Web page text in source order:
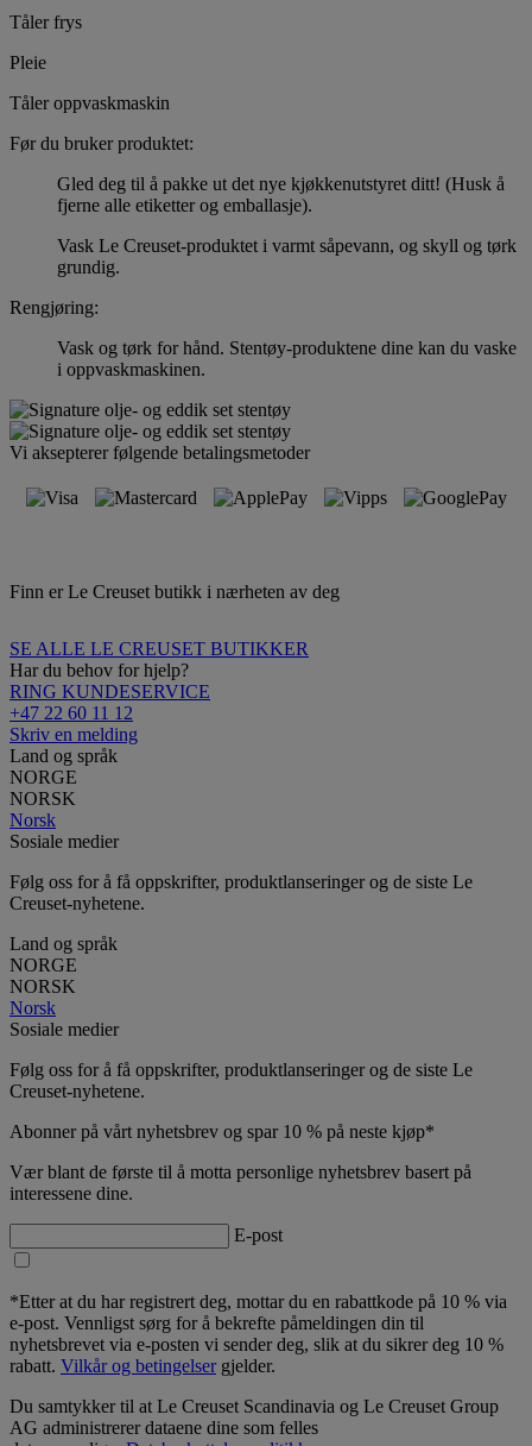
Tåler frys
Pleie
Tåler oppvaskmaskin
Før du bruker produktet:
Gled deg til å pakke ut det nye kjøkkenutstyret ditt! (Husk å
fjerne alle etiketter og emballasje).
Vask Le Creuset-produktet i varmt såpevann, og skyll og tørk
grundig.
Rengjøring:
Vask og tørk for hånd. Stentøy-produktene dine kan du vaske
i oppvaskmaskinen.
Vi aksepterer følgende betalingsmetoder
Finn er Le Creuset butikk i nærheten av deg
SE ALLE LE CREUSET BUTIKKER
Har du behov for hjelp?
RING KUNDESERVICE
+47 22 60 11 12
Skriv en melding
Land og språk
NORGE
NORSK
Norsk
Sosiale medier
Følg oss for å få oppskrifter, produktlanseringer og de siste Le
Creuset-nyhetene.
Land og språk
NORGE
NORSK
Norsk
Sosiale medier
Følg oss for å få oppskrifter, produktlanseringer og de siste Le
Creuset-nyhetene.
Abonner på vårt nyhetsbrev og spar 10 % på neste kjøp*
Vær blant de første til å motta personlige nyhetsbrev basert på
interessene dine.
E-post
*Etter at du har registrert deg, mottar du en rabattkode på 10 % via
e-post. Vennligst sørg for å bekrefte påmeldingen din til
nyhetsbrevet via e-posten vi sender deg, slik at du sikrer deg 10 %
rabatt. Vilkår og betingelsergjelder.
Du samtykker til at Le Creuset Scandinavia og Le Creuset Group
AG administrerer dataene dine som felles